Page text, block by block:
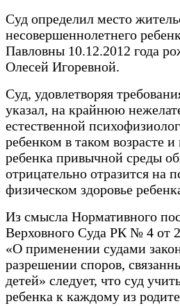
Суд определил место
несовершеннолетнего
Павловны 10.12.2012 года
Олесей Игоревной.
Суд, удовлетворяя
указал, на крайнюю
естественной
ребенком в таком возрасте
ребенка привычной среды
отрицательно отразится на
физическом здоровье
Из смысла Нормативного
Верховного Суда РК № 4 от
«О применении судами
разрешении споров,
детей» следует, что суд
ребенка к каждому из